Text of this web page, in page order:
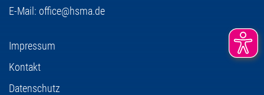
E-Mail: office@hsma.de
Impressum
Kontakt
Datenschutz